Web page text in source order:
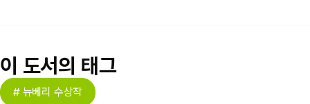
이 도서의 태그
# 뉴베리 수상작